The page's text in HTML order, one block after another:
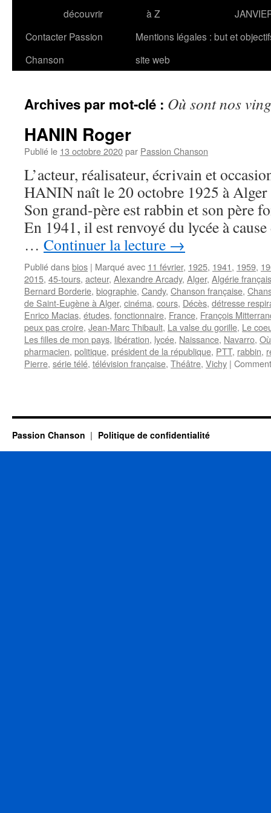
découvrir
à Z
Contacter Passion
Chanson
Mentions légales : but et
site web
Archives par mot-clé : Où sont nos
HANIN Roger
Publié le 13 octobre 2020par Passion Chanson
L’acteur, réalisateur, écrivain et
HANIN naît le 20 octobre 1925 à
Son grand-père est rabbin et son père
En 1941, il est renvoyé du lycée à
… Continuer la lecture →
Publié dansbios | Marqué avec 11 février, 1925, 1941, 1959,
2015, 45-tours, acteur, Alexandre Arcady, Alger, Algérie
Bernard Borderie, biographie, Candy, Chanson française,
de Saint-Eugène à Alger, cinéma, cours, Décès, détresse
Enrico Macias, études, fonctionnaire, France, François
peux pas croire, Jean-Marc Thibault, La valse du gorille, Le
Les filles de mon pays, libération, lycée, Naissance, Navarro,
pharmacien, politique, président de la république, PTT, rabbin,
Pierre, série télé, télévision française, Théâtre, Vichy |
Passion Chanson Politique de confidentialité